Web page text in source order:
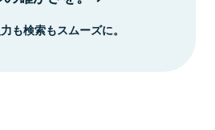
も検索もスムーズに。